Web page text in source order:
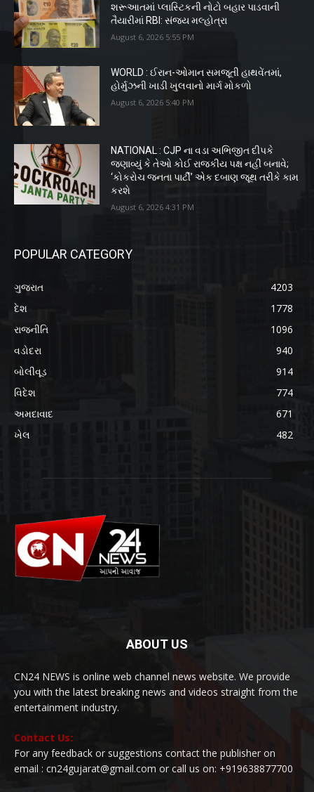
શરૂઆતમાં પ્લાસ્ટિકની નોટો બહાર પાડવાની
તૈયારીમાં RBI: સંજય મલ્હોત્રા
August 6, 2026 5:55 PM
WORLD : ઈરાન-ઓમાન સમજૂતી હાથવેંતમાં,
હોર્મુઝની ખાડી ખુલવાનો માર્ગ મોકળો
August 6, 2026 5:40 PM
NATIONAL : CJP ના વડા અભિજીત દીપકે
જણાવ્યું કે તેઓ કોઈ રાજકીય પક્ષ નહીં બનાવે;
‘કોકરોચ જનતા પાર્ટી’ એક દબાણ જૂથ તરીકે કામ
કરશે
August 6, 2026 4:31 PM
POPULAR CATEGORY
ગુજરાત
4203
દેશ
1778
રાજનીતિ
1096
વડોદરા
940
બોલીવૂડ
914
વિદેશ
774
અમદાવાદ
671
ખેલ
482
ABOUT US
CN24 NEWS is online web channel news website. We provide
you with the latest breaking news and videos straight from the
entertainment industry.
Contact Us:
For any feedback or suggestions contact the publisher on
email : cn24gujarat@gmail.com or call us on: +919638877700